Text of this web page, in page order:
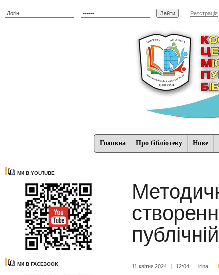
Реєстрація
Головна Про бібліотеку Нове
МИ В YOUTUBE
МИ В FACEBOOK 11 квітня 2024 | 12:04 | irina |